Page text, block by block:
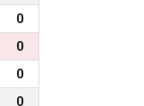
0
0
0
0